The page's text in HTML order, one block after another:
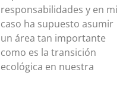
responsabilidades y en mi
caso ha supuesto asumir
un área tan importante
como es la transición
ecológica en nuestra